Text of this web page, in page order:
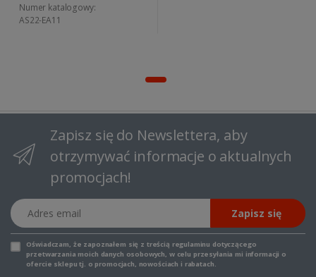
Numer katalogowy:
AS22-EA11
Zapisz się do Newslettera, aby
otrzymywać informacje o aktualnych
promocjach!
Adres email
Zapisz się
Oświadczam, że zapoznałem się z treścią regulaminu dotyczącego
przetwarzania moich danych osobowych, w celu przesyłania mi informacji o
ofercie sklepu tj. o promocjach, nowościach i rabatach.